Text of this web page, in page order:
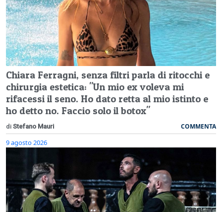
Chiara Ferragni, senza filtri parla di ritocchi e
chirurgia estetica: "Un mio ex voleva mi
rifacessi il seno. Ho dato retta al mio istinto e
ho detto no. Faccio solo il botox"
di Stefano Mauri COMMENTA
9 agosto 2026